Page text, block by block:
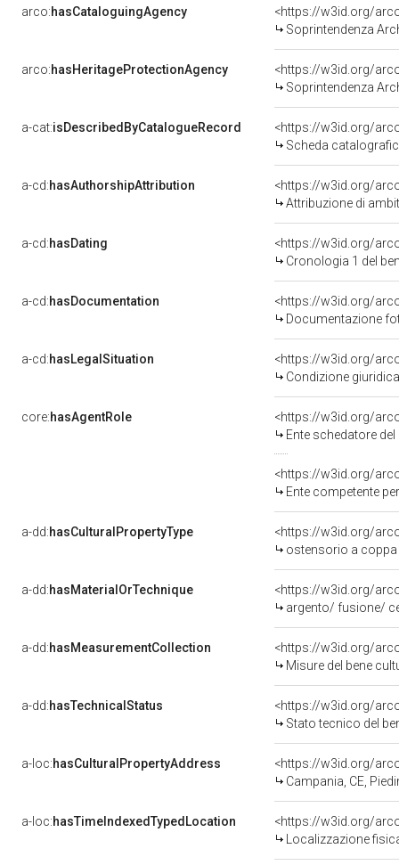
arco:hasCataloguingAgency
<https://w3id.org/
Soprintendenza
arco:hasHeritageProtectionAgency
<https://w3id.org/
Soprintendenza
a-cat:isDescribedByCatalogueRecord
<https://w3id.org/
Scheda
a-cd:hasAuthorshipAttribution
<https://w3id.org/
Attribuzione di
a-cd:hasDating
<https://w3id.org/
Cronologia 1 del
a-cd:hasDocumentation
Documentazione
a-cd:hasLegalSituation
Condizione
core:hasAgentRole
<https://w3id.org/
Ente schedatore del
<https://w3id.org/
Ente competente per tutela
a-dd:hasCulturalPropertyType
<https://w3id.org/
ostensorio a coppa
a-dd:hasMaterialOrTechnique
<https://w3id.org/
argento/ fusione/
a-dd:hasMeasurementCollection
<https://w3id.org/
Misure del bene
a-dd:hasTechnicalStatus
<https://w3id.org/
Stato tecnico del
a-loc:hasCulturalPropertyAddress
<https://w3id.org/
Campania, CE,
a-loc:hasTimeIndexedTypedLocation
<https://w3id.org/
Localizzazione